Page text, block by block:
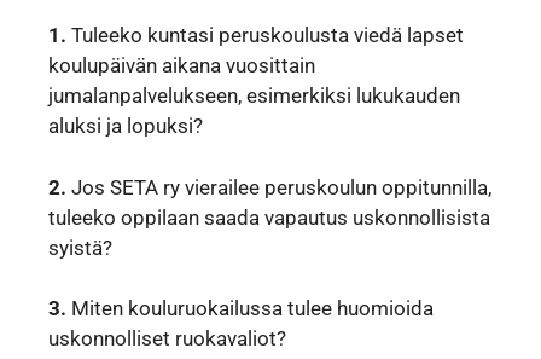
1. Tuleeko kuntasi peruskoulusta viedä lapset
koulupäivän aikana vuosittain
jumalanpalvelukseen, esimerkiksi lukukauden
aluksi ja lopuksi?
2. Jos SETA ry vierailee peruskoulun oppitunnilla,
tuleeko oppilaan saada vapautus uskonnollisista
syistä?
3. Miten kouluruokailussa tulee huomioida
uskonnolliset ruokavaliot?